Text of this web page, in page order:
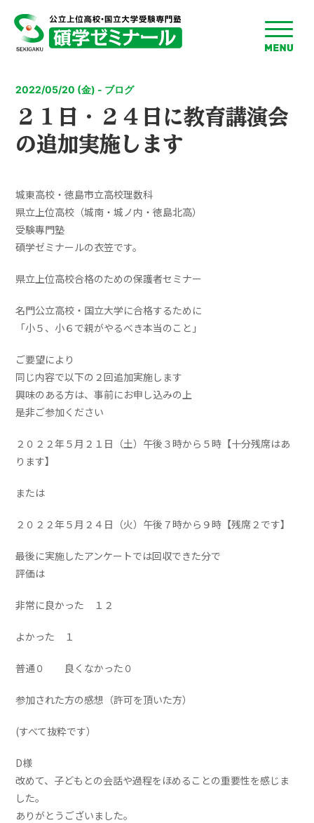
toggle
menu
2022/05/20 (金) - ブログ
２１日・２４日に教育講演会
の追加実施します
城東高校・徳島市立高校理数科
県立上位高校（城南・城ノ内・徳島北高）
受験專門塾
碩学ゼミナールの衣笠です。
県立上位高校合格のための保護者セミナー
名門公立高校・国立大学に合格するために
「小５、小６で親がやるべき本当のこと」
ご要望により
同じ内容で以下の２回追加実施します
興味のある方は、事前にお申し込みの上
是非ご参加ください
２０２２年５月２１日（土）午後３時から５時【十分残席はあ
ります】
または
２０２２年５月２４日（火）午後７時から９時【残席２です】
最後に実施したアンケートでは回収できた分で
評価は
非常に良かった １２
よかった １
普通０ 良くなかった０
参加された方の感想（許可を頂いた方）
(すべて抜粋です）
D様
改めて、子どもとの会話や過程をほめることの重要性を感じま
した。
ありがとうございました。